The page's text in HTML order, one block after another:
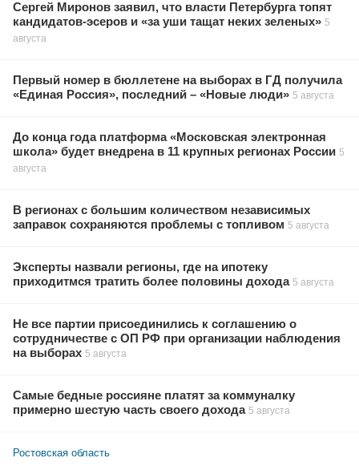
Сергей Миронов заявил, что власти Петербурга топят
кандидатов-эсеров и «за уши тащат неких зеленых» 5
августа
Первый номер в бюллетене на выборах в ГД получила
«Единая Россия», последний – «Новые люди» 5 августа
До конца года платформа «Московская электронная
школа» будет внедрена в 11 крупных регионах России 5
августа
В регионах с большим количеством независимых
заправок сохраняются проблемы с топливом 5 августа
Эксперты назвали регионы, где на ипотеку
приходитмся тратить более половины дохода 5 августа
Не все партии присоединились к соглашению о
сотрудничестве с ОП РФ при организации наблюдения
на выборах 5 августа
Самые бедные россияне платят за коммуналку
примерно шестую часть своего дохода 5 августа
Ростовская область